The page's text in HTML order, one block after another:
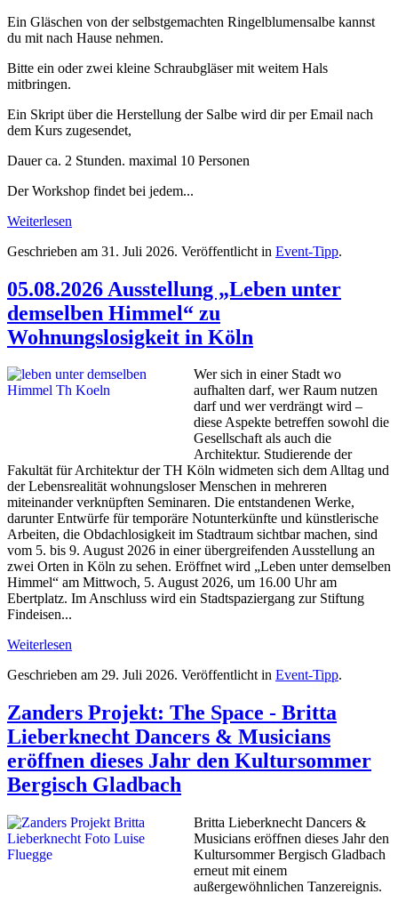
Ein Gläschen von der selbstgemachten Ringelblumensalbe kannst
du mit nach Hause nehmen.
Bitte ein oder zwei kleine Schraubgläser mit weitem Hals
mitbringen.
Ein Skript über die Herstellung der Salbe wird dir per Email nach
dem Kurs zugesendet,
Dauer ca. 2 Stunden. maximal 10 Personen
Der Workshop findet bei jedem...
Weiterlesen
Geschrieben am 31. Juli 2026. Veröffentlicht in Event-Tipp.
05.08.2026 Ausstellung „Leben unter
demselben Himmel“ zu
Wohnungslosigkeit in Köln
Wer sich in einer Stadt wo
aufhalten darf, wer Raum nutzen
darf und wer verdrängt wird –
diese Aspekte betreffen sowohl die
Gesellschaft als auch die
Architektur. Studierende der
Fakultät für Architektur der TH Köln widmeten sich dem Alltag und
der Lebensrealität wohnungsloser Menschen in mehreren
miteinander verknüpften Seminaren. Die entstandenen Werke,
darunter Entwürfe für temporäre Notunterkünfte und künstlerische
Arbeiten, die Obdachlosigkeit im Stadtraum sichtbar machen, sind
vom 5. bis 9. August 2026 in einer übergreifenden Ausstellung an
zwei Orten in Köln zu sehen. Eröffnet wird „Leben unter demselben
Himmel“ am Mittwoch, 5. August 2026, um 16.00 Uhr am
Ebertplatz. Im Anschluss wird ein Stadtspaziergang zur Stiftung
Findeisen...
Weiterlesen
Geschrieben am 29. Juli 2026. Veröffentlicht in Event-Tipp.
Zanders Projekt: The Space - Britta
Lieberknecht Dancers & Musicians
eröffnen dieses Jahr den Kultursommer
Bergisch Gladbach
Britta Lieberknecht Dancers &
Musicians eröffnen dieses Jahr den
Kultursommer Bergisch Gladbach
erneut mit einem
außergewöhnlichen Tanzereignis.